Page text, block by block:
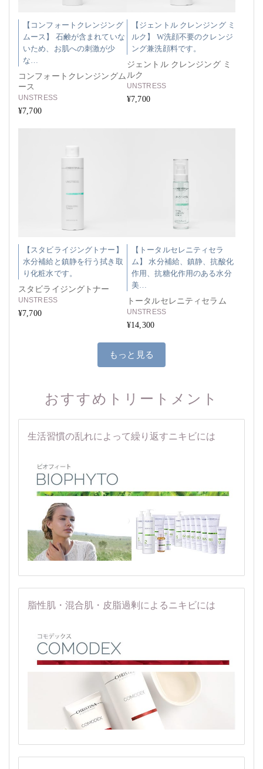
【コンフォートクレンジング
ムース】 石鹸が含まれていな
いため、お肌への刺激が少
な…
コンフォートクレンジングム
ース
UNSTRESS
¥7,700
【ジェントル クレンジング ミ
ルク】 W洗顔不要のクレンジ
ング兼洗顔料です。
ジェントル クレンジング ミ
ルク
UNSTRESS
¥7,700
【スタビライジングトナー】
水分補給と鎮静を行う拭き取
り化粧水です。
スタビライジングトナー
UNSTRESS
¥7,700
【トータルセレニティセラ
ム】 水分補給、鎮静、抗酸化
作用、抗糖化作用のある水分
美…
トータルセレニティセラム
UNSTRESS
¥14,300
もっと見る
おすすめトリートメント
生活習慣の乱れによって繰り返すニキビには
脂性肌・混合肌・皮脂過剰によるニキビには